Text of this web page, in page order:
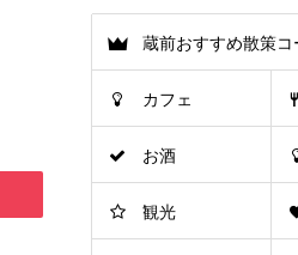
蔵前おすすめ散策コ
カフェ
お酒
観光